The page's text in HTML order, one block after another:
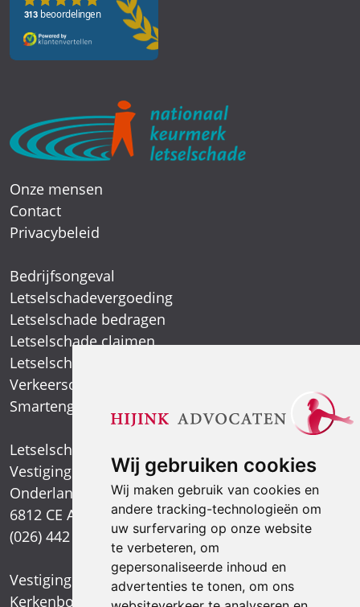
Wij gebruiken cookies
Wij maken gebruik van cookies en
andere tracking-technologieën om
uw surfervaring op onze website
te verbeteren, om
gepersonaliseerde inhoud en
advertenties te tonen, om ons
Onze mensen
Contact
Privacybeleid
Bedrijfsongeval
Letselschadevergoeding
Letselschade bedragen
Letselschade claimen
Letselschade expert
Verkeersongeval
Smartengeld
Letselschadespecialist
Vestiging Arnhem
Onderlangs 1
6812 CE Arnhem
(026) 442 39 13
Vestiging Nijmegen
Kerkenbos 1021